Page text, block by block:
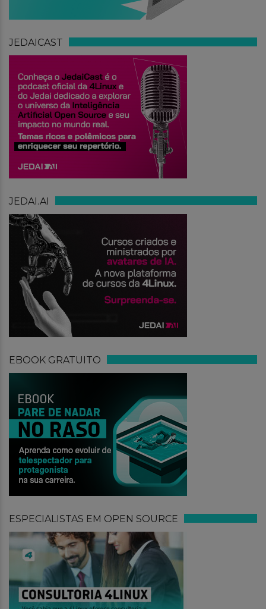
JEDAICAST
JEDAI.AI
EBOOK GRATUITO
ESPECIALISTAS EM OPEN SOURCE